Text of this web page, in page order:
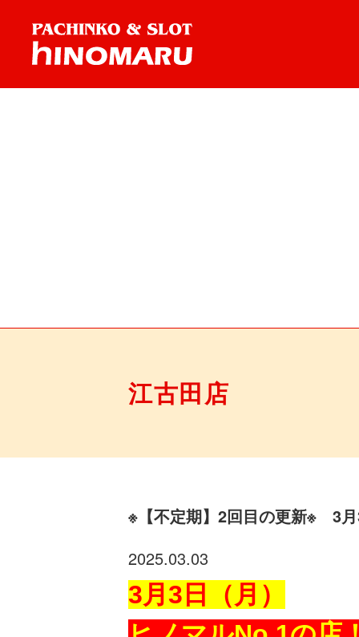
江古田店
※【不定期】2回目の更新※ 3
2025.03.03
3月3日（月）